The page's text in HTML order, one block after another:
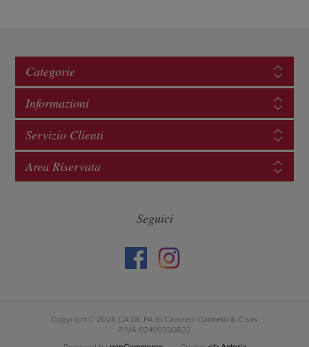
Categorie
Informazioni
Servizio Clienti
Area Riservata
Seguici
Copyright © 2026 CA.DE.PA di Camilleri Carmelo & C.sas
P.IVA 02409330822